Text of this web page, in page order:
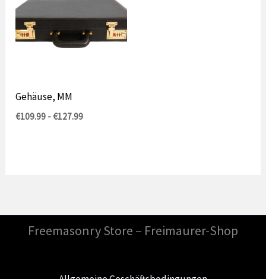
Gehäuse, MM
€109.99 -€127.99Preisspanne:
Freemasonry Store – Freimaurer-Shop